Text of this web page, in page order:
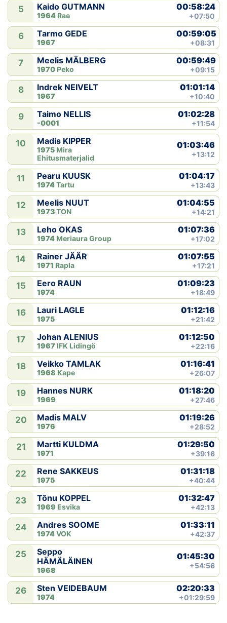
5 Kaido GUTMANN
1964 Rae
00:58:24
+07:50
6 Tarmo GEDE
1967
00:59:05
+08:31
7 Meelis MÄLBERG
1970 Peko
00:59:49
+09:15
8 Indrek NEIVELT
1967
01:01:14
+10:40
9 Taimo NELLIS
-0001
01:02:28
+11:54
10 Madis KIPPER
1975 Mira
Ehitusmaterjalid
01:03:46
+13:12
11 Pearu KUUSK
1974Tartu
01:04:17
+13:43
12 Meelis NUUT
1973TON
01:04:55
+14:21
13 Leho OKAS
1974 Meriaura Group
01:07:36
+17:02
14 Rainer JÄÄR
1971 Rapla
01:07:55
+17:21
15 Eero RAUN
1974
01:09:23
+18:49
16 Lauri LAGLE
1975
01:12:16
+21:42
17 Johan ALENIUS
1967 IFK Lidingö
01:12:50
+22:16
18 Veikko TAMLAK
1968 Kape
01:16:41
+26:07
19 Hannes NURK
1969
01:18:20
+27:46
20 Madis MALV
1976
01:19:26
+28:52
21 Martti KULDMA
1971
01:29:50
+39:16
22 Rene SAKKEUS
1975
01:31:18
+40:44
23 Tõnu KOPPEL
1969 Esvika
01:32:47
+42:13
24 Andres SOOME
1974VOK
01:33:11
+42:37
25
Seppo
HÄMÄLÄINEN
1968
01:45:30
+54:56
26 Sten VEIDEBAUM
1974
02:20:33
+01:29:59